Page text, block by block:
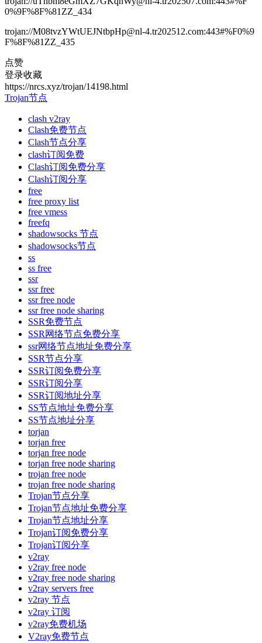
0%9F%8F%81ZZ_434
trojan://M08tvzYWtUEJNtbpHp@nl-4.tr202512.com:443#%F0%9
F%8F%81ZZ_435
点赞
登录收藏
https://nrcs.xyz/trojan/14198.html
Trojan节点
clash v2ray
Clash免费节点
Clash节点分享
clash订阅免费
Clash订阅免费分享
Clash订阅分享
free
free proxy list
free vmess
freefq
shadowsocks 节点
shadowsocks节点
ss
ss free
ssr
ssr free
ssr free node
ssr free node sharing
SSR免费节点
SSR网络节点免费分享
ssr网络节点地址免费分享
SSR节点分享
SSR订阅免费分享
SSR订阅分享
SSR订阅地址分享
SS节点地址免费分享
SS节点地址分享
torjan
torjan free
torjan free node
torjan free node sharing
trojan free node
trojan free node sharing
Trojan节点分享
Trojan节点地址免费分享
Trojan节点地址分享
Trojan订阅免费分享
Trojan订阅分享
v2ray
v2ray free node
v2ray free node sharing
v2ray servers free
v2ray 节点
v2ray 订阅
v2ray免费机场
V2ray免费节点